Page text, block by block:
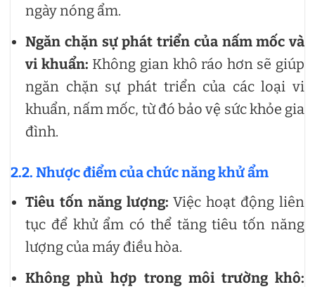
ngày nóng ẩm.
Ngăn chặn sự phát triển của nấm mốc và
vi khuẩn: Không gian khô ráo hơn sẽ giúp
ngăn chặn sự phát triển của các loại vi
khuẩn, nấm mốc, từ đó bảo vệ sức khỏe gia
đình.
2.2. Nhược điểm của chức năng khử ẩm
Tiêu tốn năng lượng: Việc hoạt động liên
tục để khử ẩm có thể tăng tiêu tốn năng
lượng của máy điều hòa.
Không phù hợp trong môi trường khô: